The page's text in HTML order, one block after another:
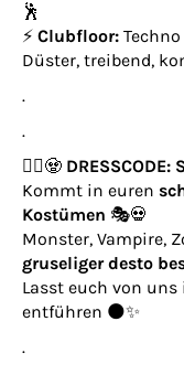
🕺
⚡ Clubfloor:
Düster, treibend,
.
.
🧛‍♂️🧟 DRESSCODE:
Kommt in euren
Kostümen 🎭💀
Monster, Vampire,
gruseliger desto
Lasst euch von uns
entführen 🌑✨
.